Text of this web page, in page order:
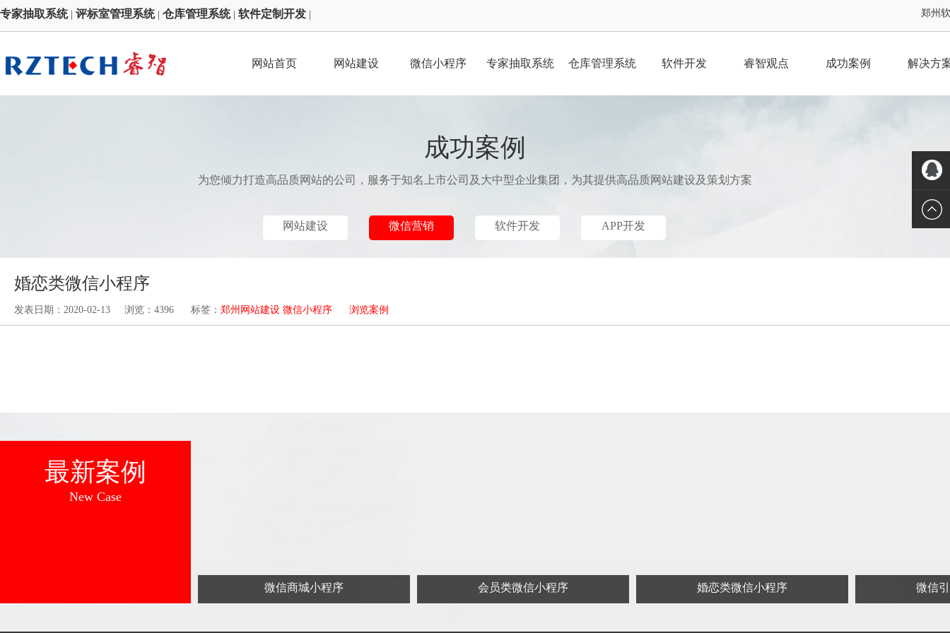
专家抽取系统| 评标室管理系统| 仓库管理系统| 软件定制开发 郑州
网站首页 网站建设 微信小程序 专家抽取系统 仓库管理系统 软件开发 睿智观点 成功案例 解决方
成功案例
为您倾力打造高品质网站的公司，服务于知名上市公司及大中型企业集团，为其提供高品质网站建设及策划方案
网站建设 微信营销 软件开发 APP开发
婚恋类微信小程序
发表日期：2020-02-13 浏览：4396 标签： 郑州网站建设 微信小程序 浏览案例
最新案例
New Case
微信商城小程序 会员类微信小程序 婚恋类微信小程序 微信
QQ客服